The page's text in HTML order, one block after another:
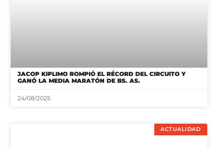
JACOP KIPLIMO ROMPIÓ EL RÉCORD DEL CIRCUITO Y
GANÓ LA MEDIA MARATÓN DE BS. AS.
24/08/2025
ACTUALIDAD